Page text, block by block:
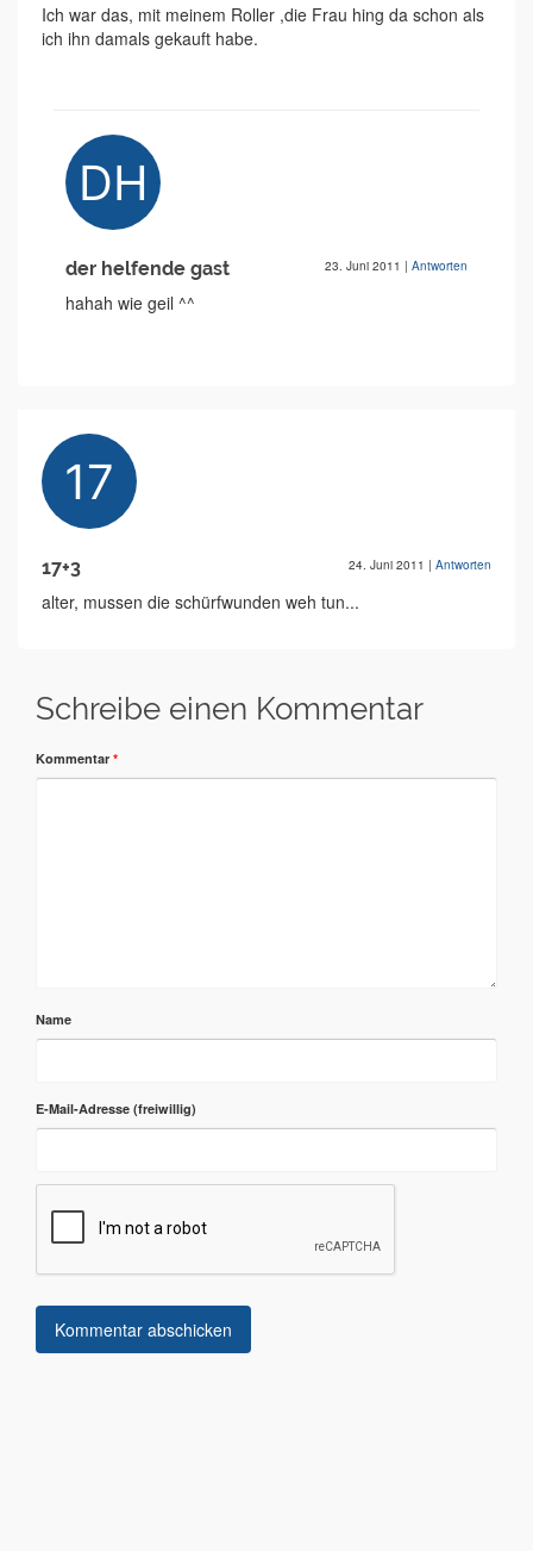
Ich war das, mit meinem Roller ,die Frau hing da schon als
ich ihn damals gekauft habe.
der helfende gast 23. Juni 2011 | Antworten
hahah wie geil ^^
17+3 24. Juni 2011 | Antworten
alter, mussen die schürfwunden weh tun...
Schreibe einen Kommentar
Kommentar *
Name
E-Mail-Adresse